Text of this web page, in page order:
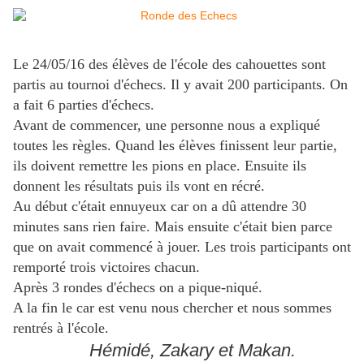
Le 24/05/16 des élèves de l'école des cahouettes sont
partis au tournoi d'échecs. Il y avait 200 participants. On
a fait 6 parties d'échecs.
Avant de commencer, une personne nous a expliqué
toutes les règles. Quand les élèves finissent leur partie,
ils doivent remettre les pions en place. Ensuite ils
donnent les résultats puis ils vont en récré.
Au début c'était ennuyeux car on a dû attendre 30
minutes sans rien faire. Mais ensuite c'était bien parce
que on avait commencé à jouer. Les trois participants ont
remporté trois victoires chacun.
Après 3 rondes d'échecs on a pique-niqué.
A la fin le car est venu nous chercher et nous sommes
rentrés à l'école.
Hémidé, Zakary et Makan.